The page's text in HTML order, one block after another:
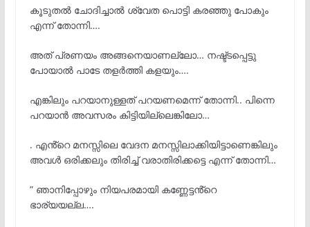
കൂടുതൽ ചോദിച്ചാൽ ശ്വേത പൊട്ടി കരഞ്ഞു പോകും
എന്ന് തോന്നി….
അത് പ്രണയം അങ്ങനെയാണല്ലോ… നഷ്ട്ടപ്പെട്ടു
പോയാൽ പാടേ തളർത്തി കളയും….
എങ്കിലും പറയാനുള്ളത് പറയണമെന്ന് തോന്നി.. പിന്നെ
പറയാൻ അവസരം കിട്ടിയില്ലെങ്കിലോ…
. എൻ്റെ മനസ്സിലെ വേദന മനസ്സിലാക്കിയിട്ടാണെങ്കിലും
അവൾ ഒരിക്കലും തിരിച്ച് വരാതിരിക്കട്ടെ എന്ന് തോന്നി…
” ഞാനിപ്പോഴും നിയപരമായി കണ്ണേട്ടൻ്റെ
ഭാര്യയല്ല….